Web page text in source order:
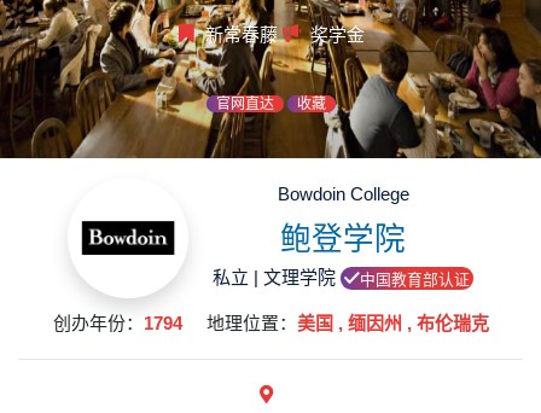
新常春藤 奖学金
官网直达 收藏
Bowdoin College
鲍登学院
私立 | 文理学院 中国教育部认证
创办年份： 1794 地理位置： 美国 , 缅因州 , 布伦瑞克